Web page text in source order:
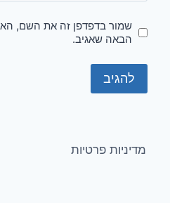
שמור בדפדפן זה את השם,
הבאה שאגיב.
מדיניות פרטיות